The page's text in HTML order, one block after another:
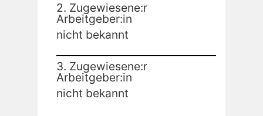
2. Zugewiesene:r
Arbeitgeber:in
nicht bekannt
3. Zugewiesene:r
Arbeitgeber:in
nicht bekannt